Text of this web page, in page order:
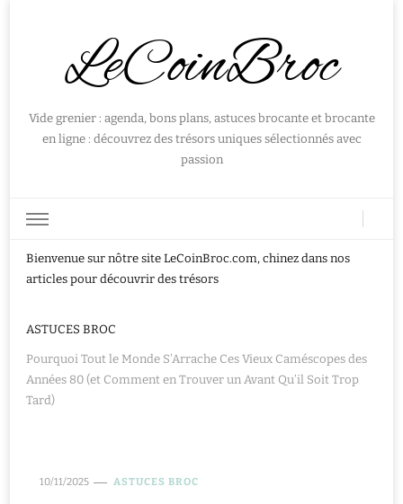
LeCoinBroc
Vide grenier : agenda, bons plans, astuces brocante et brocante
en ligne : découvrez des trésors uniques sélectionnés avec
passion
Bienvenue sur nôtre site LeCoinBroc.com, chinez dans nos
articles pour découvrir des trésors
ASTUCES BROC
Pourquoi Tout le Monde S’Arrache Ces Vieux Caméscopes des
Années 80 (et Comment en Trouver un Avant Qu’il Soit Trop
Tard)
10/11/2025 ASTUCES BROC